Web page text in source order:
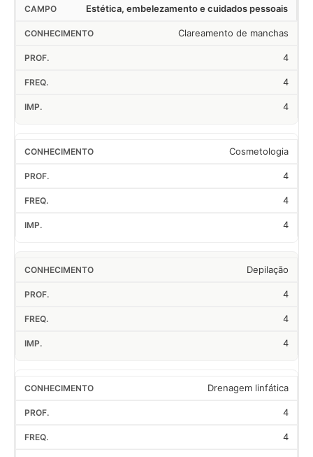
Estética, embelezamento e cuidados pessoais
Clareamento de manchas
4
4
4
Cosmetologia
4
4
4
Depilação
4
4
4
Drenagem linfática
4
4